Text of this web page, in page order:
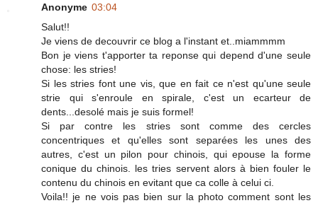
Anonyme 03:04
Salut!!
Je viens de decouvrir ce blog a l'instant et..miammmm
Bon je viens t'apporter ta reponse qui depend d'une seule
chose: les stries!
Si les stries font une vis, que en fait ce n'est qu'une seule
strie qui s'enroule en spirale, c'est un ecarteur de
dents...desolé mais je suis formel!
Si par contre les stries sont comme des cercles
concentriques et qu'elles sont separées les unes des
autres, c'est un pilon pour chinois, qui epouse la forme
conique du chinois. les tries servent alors à bien fouler le
contenu du chinois en evitant que ca colle à celui ci.
Voila!! je ne vois pas bien sur la photo comment sont les